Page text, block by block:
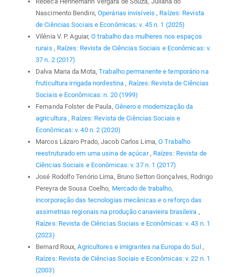
Nascimento Bendini, Operárias invisíveis , Raízes: Revista
de Ciências Sociais e Econômicas: v. 45 n. 1 (2025)
Vilênia V. P. Aguiar,O trabalho das mulheres nos espaços
rurais , Raízes: Revista de Ciências Sociais e Econômicas: v.
37 n. 2 (2017)
Dalva Maria da Mota,Trabalho permanente e temporário na
fruticultura irrigada nordestina , Raízes: Revista de Ciências
Sociais e Econômicas: n. 20 (1999)
Fernanda Folster de Paula, Gênero e modernização da
agricultura , Raízes: Revista de Ciências Sociais e
Econômicas: v. 40 n. 2 (2020)
Marcos Lázaro Prado, Jacob Carlos Lima,O Trabalho
reestruturado em uma usina de açúcar , Raízes: Revista de
Ciências Sociais e Econômicas: v. 37 n. 1 (2017)
José Rodolfo Tenório Lima, Bruno Setton Gonçalves, Rodrigo
Pereyra de Sousa Coelho, Mercado de trabalho,
incorporação das tecnologias mecânicas e o reforço das
assimetrias regionais na produção canavieira brasileira ,
Raízes: Revista de Ciências Sociais e Econômicas: v. 43 n. 1
(2023)
Bernard Roux,Agricultores e imigrantes na Europa do Sul ,
Raízes: Revista de Ciências Sociais e Econômicas: v. 22 n. 1
(2003)